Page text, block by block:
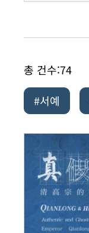
총 건수:74
#서예